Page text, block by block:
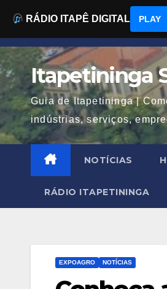
Skip
to
content
Itapetininga
Guia de Itapetininga |
indústrias, serviços,
NOTÍCIAS
RÁDIO ITAPETININGA
EXPOAGRO NOTÍCIAS
RÁDIO ITAPÊ DIGITAL PLAY